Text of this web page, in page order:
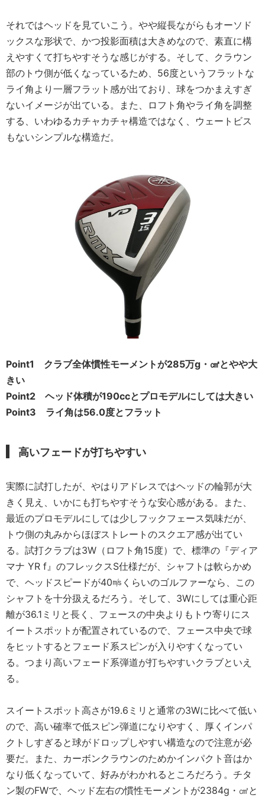
それではヘッドを見ていこう。やや縦長ながらもオーソド
ックスな形状で、かつ投影面積は大きめなので、素直に構
えやすくて打ちやすそうな感じがする。そして、クラウン
部のトウ側が低くなっているため、56度というフラットな
ライ角より一層フラット感が出ており、球をつかまえすぎ
ないイメージが出ている。また、ロフト角やライ角を調整
する、いわゆるカチャカチャ構造ではなく、ウェートビス
もないシンプルな構造だ。
Point1 クラブ全体慣性モーメントが285万g・㎠とやや大
きい
Point2 ヘッド体積が190ccとプロモデルにしては大きい
Point3 ライ角は56.0度とフラット
高いフェードが打ちやすい
実際に試打したが、やはりアドレスではヘッドの輪郭が大
きく見え、いかにも打ちやすそうな安心感がある。また、
最近のプロモデルにしては少しフックフェース気味だが、
トウ側の丸みからほぼストレートのスクエア感が出てい
る。試打クラブは3W（ロフト角15度）で、標準の『ディア
マナ YR f』のフレックスS仕様だが、シャフトは軟らかめ
で、ヘッドスピードが40㎧くらいのゴルファーなら、この
シャフトを十分扱えるだろう。そして、3Wにしては重心距
離が36.1ミリと長く、フェースの中央よりもトウ寄りにス
イートスポットが配置されているので、フェース中央で球
をヒットするとフェード系スピンが入りやすくなってい
る。つまり高いフェード系弾道が打ちやすいクラブといえ
る。
スイートスポット高さが19.6ミリと通常の3Wに比べて低い
ので、高い確率で低スピン弾道になりやすく、厚くインパ
クトしすぎると球がドロップしやすい構造なので注意が必
要だ。また、カーボンクラウンのためかインパクト音はか
なり低くなっていて、好みがわかれるところだろう。チタ
ン製のFWで、ヘッド左右の慣性モーメントが2384g・㎠と